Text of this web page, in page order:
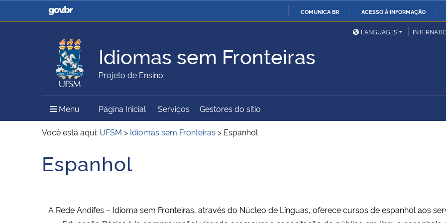
COMUNICA BR ACESSO À INFORMAÇÃO
Casa Civil
Ministério da Justiça e
Ministério da Defesa
Ministério das Relações
Exteriores
Ministério da Agricultura,
Pecuária e Abastecimento
Ministério da Educação Ministério da Cidadania
Ministério do Meio Ambiente Ministério do Turismo
Ministério do
Desenvolvimento Regional
Secretaria de Governo
LANGUAGES
Idiomas sem Fronteiras
Projeto de Ensino
Menu Menu Principal do Sítio
Página Inicial Serviços Gestores do sítio
Você está aqui: UFSM > Idiomas sem Fronteiras > Espanhol
Início do conteúdo
Espanhol
A Rede Andifes – Idioma sem Fronteiras, através do Núcleo de Línguas, oferece cursos de espanhol aos